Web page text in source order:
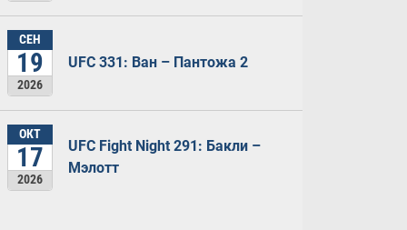
СЕН
19
2026
UFC 331: Ван – Пантожа 2
ОКТ
17
2026
UFC Fight Night 291: Бакли –
Мэлотт